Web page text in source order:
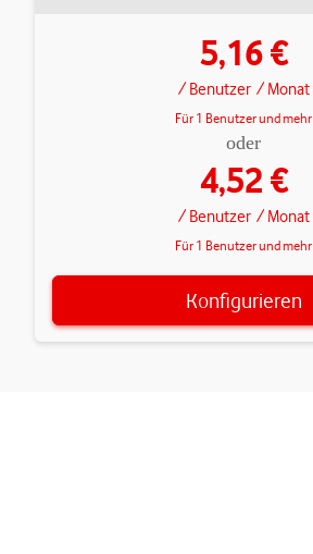
5,16 €
/ Benutzer / Monat
Für 1 Benutzer und mehr
oder
4,52 €
/ Benutzer / Monat
Für 1 Benutzer und mehr
Konfigurieren